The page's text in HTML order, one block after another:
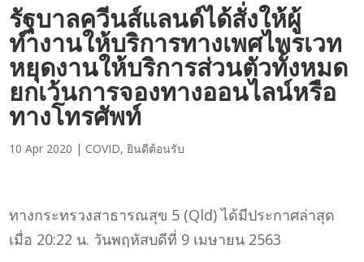
รัฐบาลควีนส์แลนด์ได้สั่งให้ผู้
ทำงานให้บริการทางเพศไพรเวท
หยุดงานให้บริการส่วนตัวทั้งหมด
ยกเว้นการจองทางออนไลน์หรือ
ทางโทรศัพท์
10 Apr 2020 | COVID,ยินดีต้อนรับ
ทางกระทรวงสาธารณสุข 5 (Qld) ได้มีประกาศล่าสุด
เมื่อ 20:22 น. วันพฤหัสบดีที่ 9 เมษายน 2563